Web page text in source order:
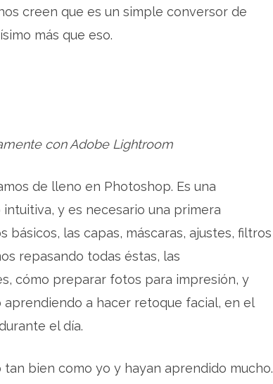
creen que es un simple conversor de
más que eso.
con Adobe Lightroom
de lleno en Photoshop. Es una
y es necesario una primera
las capas, máscaras, ajustes, filtros
repasando todas éstas, las
cómo preparar fotos para impresión, y
aprendiendo a hacer retoque facial, en el
el día.
bien como yo y hayan aprendido mucho.